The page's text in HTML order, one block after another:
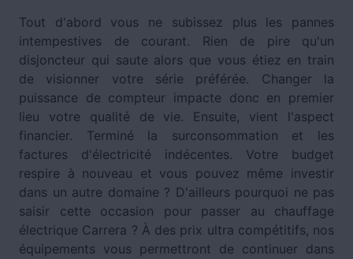
Tout d'abord vous ne subissez plus les pannes
intempestives de courant. Rien de pire qu'un
disjoncteur qui saute alors que vous étiez en train
de visionner votre série préférée. Changer la
puissance de compteur impacte donc en premier
lieu votre qualité de vie. Ensuite, vient l'aspect
financier. Terminé la surconsommation et les
factures d'électricité indécentes. Votre budget
respire à nouveau et vous pouvez même investir
dans un autre domaine ? D'ailleurs pourquoi ne pas
saisir cette occasion pour passer au chauffage
électrique Carrera ? À des prix ultra compétitifs, nos
équipements vous permettront de continuer dans